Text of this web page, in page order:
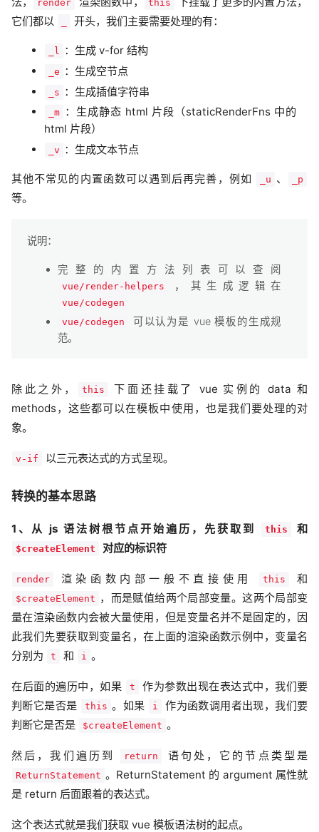
render this
它们都以
开头，我们主要需要处理的有：
_l ：生成 v-for 结构
_e ：生成空节点
_s ：生成插值字符串
_m
：生成静态 html 片段（staticRenderFns 中的
html 片段）
_v ：生成文本节点
其他不常见的内置函数可以遇到后再完善，例如 _u 、 _p
等。
说明：
完整的内置方法列表可以查阅
vue/render-helpers ，其生成逻辑在
vue/codegen
vue/codegen
可以认为是 vue 模板的生成规
范。
除此之外， this
下面还挂载了 vue 实例的 data 和
methods，这些都可以在模板中使用，也是我们要处理的对
象。
v-if 以三元表达式的方式呈现。
转换的基本思路
1、从 js 语法树根节点开始遍历，先获取到 this 和
$createElement 对应的标识符
render 渲染函数内部一般不直接使用 this 和
$createElement ，而是赋值给两个局部变量。这两个局部变
量在渲染函数内会被大量使用，但是变量名并不是固定的，因
此我们先要获取到变量名，在上面的渲染函数示例中，变量名
分别为
t 和 i 。
在后面的遍历中，如果 t
作为参数出现在表达式中，我们要
判断它是否是
this 。如果 i
作为函数调用者出现，我们要
判断它是否是
$createElement 。
然后，我们遍历到 return 语句处，它的节点类型是
ReturnStatement 。ReturnStatement 的 argument 属性就
是 return 后面跟着的表达式。
这个表达式就是我们获取 vue 模板语法树的起点。